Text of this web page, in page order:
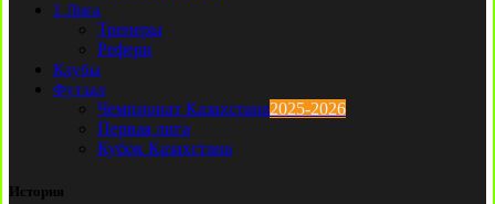
1 Лига
Тренеры
Рефери
Клубы
Футзал
Чемпионат Казахстана2025-2026
Первая лига
Кубок Казахстана
История